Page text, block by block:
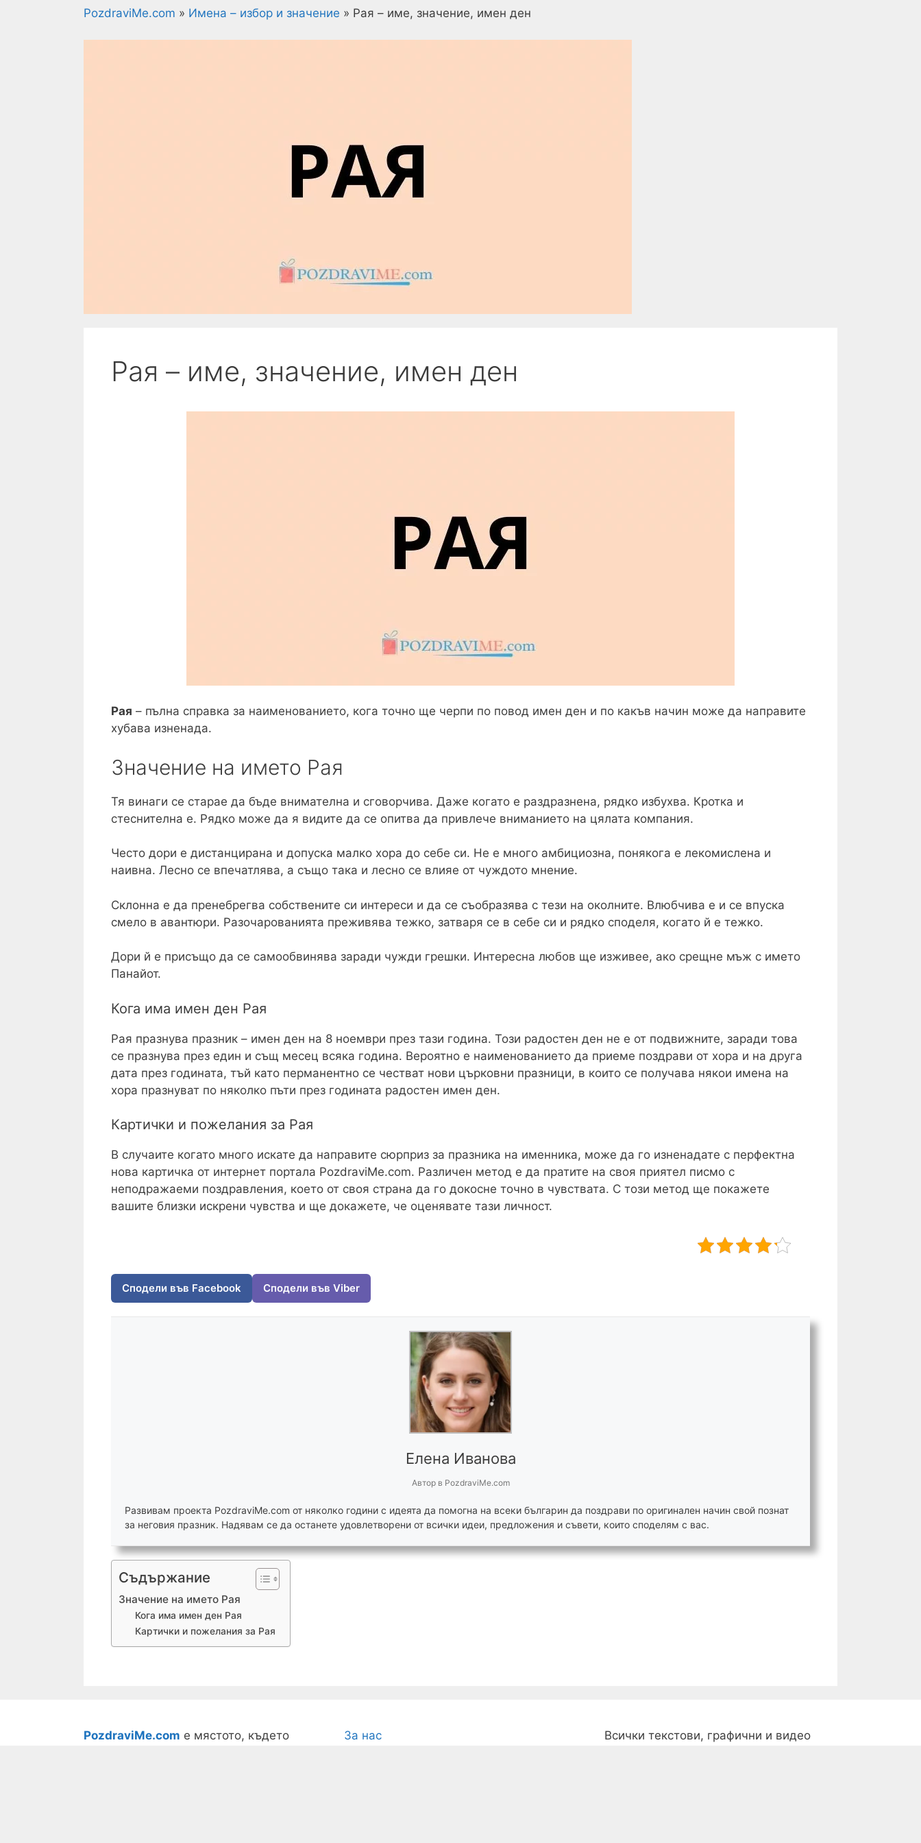
PozdraviMe.com » Имена – избор и значение » Рая – име, значение, имен ден
Рая – име, значение, имен ден
Рая – пълна справка за наименованието, кога точно ще черпи по повод имен ден и по какъв начин може да направите
хубава изненада.
Значение на името Рая
Тя винаги се старае да бъде внимателна и сговорчива. Даже когато е раздразнена, рядко избухва. Кротка и
стеснителна е. Рядко може да я видите да се опитва да привлече вниманието на цялата компания.
Често дори е дистанцирана и допуска малко хора до себе си. Не е много амбициозна, понякога е лекомислена и
наивна. Лесно се впечатлява, а също така и лесно се влияе от чуждото мнение.
Склонна е да пренебрегва собствените си интереси и да се съобразява с тези на околните. Влюбчива е и се впуска
смело в авантюри. Разочарованията преживява тежко, затваря се в себе си и рядко споделя, когато й е тежко.
Дори й е присъщо да се самообвинява заради чужди грешки. Интересна любов ще изживее, ако срещне мъж с името
Панайот.
Кога има имен ден Рая
Рая празнува празник – имен ден на 8 ноември през тази година. Този радостен ден не е от подвижните, заради това
се празнува през един и същ месец всяка година. Вероятно е наименованието да приеме поздрави от хора и на друга
дата през годината, тъй като перманентно се честват нови църковни празници, в които се получава някои имена на
хора празнуват по няколко пъти през годината радостен имен ден.
Картички и пожелания за Рая
В случаите когато много искате да направите сюрприз за празника на именника, може да го изненадате с перфектна
нова картичка от интернет портала PozdraviMe.com. Различен метод е да пратите на своя приятел писмо с
неподражаеми поздравления, което от своя страна да го докосне точно в чувствата. С този метод ще покажете
вашите близки искрени чувства и ще докажете, че оценявате тази личност.
Сподели във Facebook Сподели във Viber
Елена Иванова
Автор в PozdraviMe.com
Развивам проекта PozdraviMe.com от няколко години с идеята да помогна на всеки българин да поздрави по оригинален начин свой познат
за неговия празник. Надявам се да останете удовлетворени от всички идеи, предложения и съвети, които споделям с вас.
Съдържание
Значение на името Рая
Кога има имен ден Рая
Картички и пожелания за Рая
PozdraviMe.com е мястото, където
За нас
Всички текстови, графични и видео